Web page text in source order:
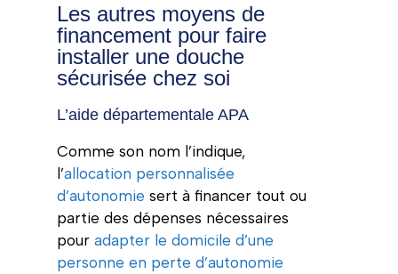
Les autres moyens de
financement pour faire
installer une douche
sécurisée chez soi
L’aide départementale APA
Comme son nom l’indique,
l’allocation personnalisée
d’autonomie sert à financer tout ou
partie des dépenses nécessaires
pour adapter le domicile d’une
personne en perte d’autonomie